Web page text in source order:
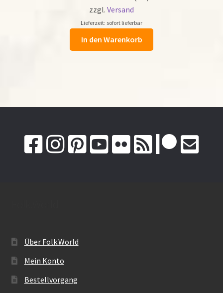
zzgl. Versand
Lieferzeit: sofort lieferbar
In den Warenkorb
Über Folk.World
Mein Konto
Bestellvorgang